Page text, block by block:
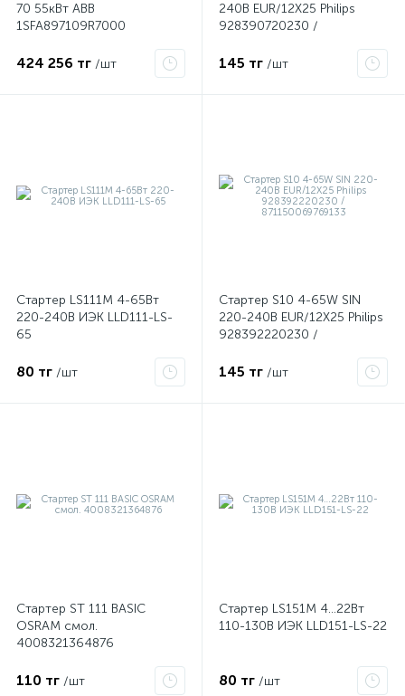
70 55кВт ABB
1SFA897109R7000
424 256 тг /шт
240В EUR/12X25 Philips
928390720230 /
145 тг /шт
Стартер LS111M 4-65Вт
220-240В ИЭК LLD111-LS-
65
80 тг /шт
Стартер S10 4-65W SIN
220-240В EUR/12X25 Philips
928392220230 /
145 тг /шт
Стартер ST 111 BASIC
OSRAM смол.
4008321364876
110 тг /шт
Стартер LS151M 4…22Вт
110-130В ИЭК LLD151-LS-22
80 тг /шт